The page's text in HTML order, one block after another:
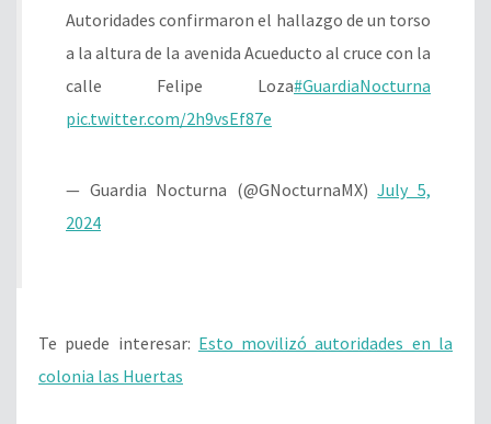
Autoridades confirmaron el hallazgo de un torso
a la altura de la avenida Acueducto al cruce con la
calle Felipe Loza#GuardiaNocturna
pic.twitter.com/2h9vsEf87e
— Guardia Nocturna (@GNocturnaMX)July 5,
2024
Te puede interesar: Esto movilizó autoridades en la
colonia las Huertas